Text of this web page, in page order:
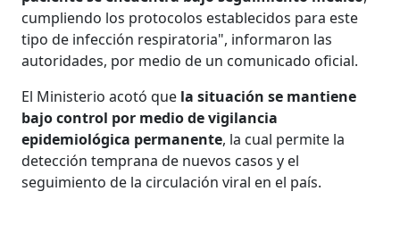
cumpliendo los protocolos establecidos para este
tipo de infección respiratoria", informaron las
autoridades, por medio de un comunicado oficial.
El Ministerio acotó que la situación se mantiene
bajo control por medio de vigilancia
epidemiológica permanente, la cual permite la
detección temprana de nuevos casos y el
seguimiento de la circulación viral en el país.